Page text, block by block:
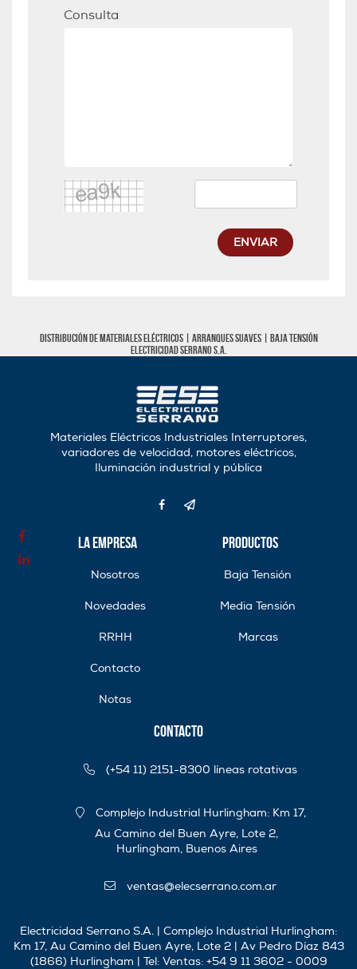
Consulta
ENVIAR
Distribución de materiales eléctricos | Arranques Suaves| Baja tensión
Electricidad Serrano S.A.
Materiales Eléctricos Industriales Interruptores,
variadores de velocidad, motores eléctricos,
Iluminación industrial y pública
La Empresa
Nosotros
Novedades
RRHH
Contacto
Notas
Productos
Baja Tensión
Media Tensión
Marcas
Contacto
(+54 11) 2151-8300 líneas rotativas
Complejo Industrial Hurlingham: Km 17,
Au Camino del Buen Ayre, Lote 2,
Hurlingham, Buenos Aires
ventas@elecserrano.com.ar
Electricidad Serrano S.A. | Complejo Industrial Hurlingham:
Km 17, Au Camino del Buen Ayre, Lote 2 | Av Pedro Díaz 843
(1866) Hurlingham | Tel: Ventas: +54 9 11 3602 - 0009